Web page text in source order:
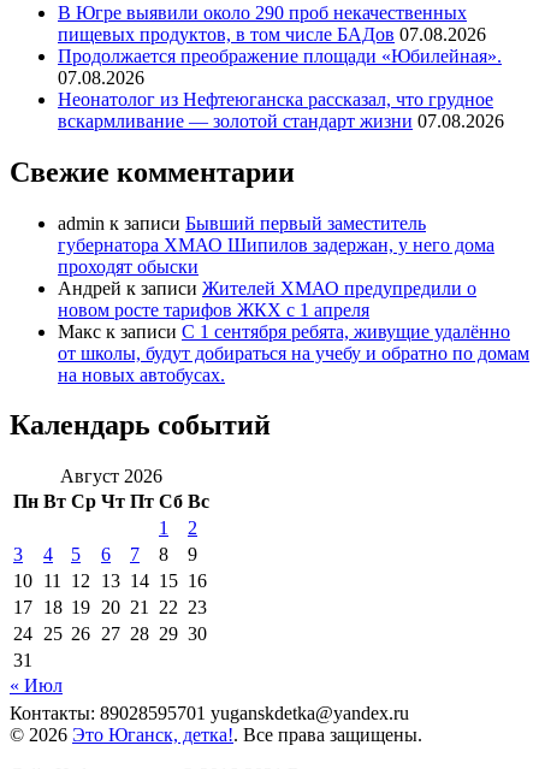
В Югре выявили около 290 проб некачественных
пищевых продуктов, в том числе БАДов 07.08.2026
Продолжается преображение площади «Юбилейная».
07.08.2026
Неонатолог из Нефтеюганска рассказал, что грудное
вскармливание — золотой стандарт жизни 07.08.2026
Свежие комментарии
admin к записи Бывший первый заместитель
губернатора ХМАО Шипилов задержан, у него дома
проходят обыски
Андрей к записи Жителей ХМАО предупредили о
новом росте тарифов ЖКХ с 1 апреля
Макс к записи С 1 сентября ребята, живущие удалённо
от школы, будут добираться на учебу и обратно по домам
на новых автобусах.
Календарь событий
Август 2026
Пн Вт Ср Чт Пт Сб Вс
1
2
3
4 5 6 7 8
9
10 11 12 13 14 15 16
17 18 19 20 21 22 23
24 25 26 27 28 29 30
31
« Июл
Контакты: 89028595701 yuganskdetka@yandex.ru
© 2026 Это Юганск, детка!. Все права защищены.